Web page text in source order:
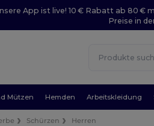
App ist live! 10 € Rabatt ab 80 €
Preise in
Mützen Hemden Arbeitskleidung
Schürzen Herren